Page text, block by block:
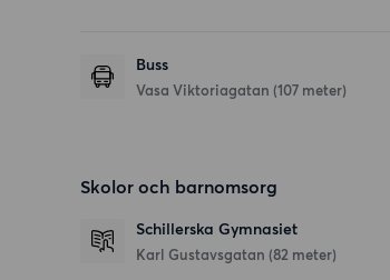
Buss
Vasa Viktoriagatan (107 meter)
Skolor och barnomsorg
Schillerska Gymnasiet
Karl Gustavsgatan (82 meter)